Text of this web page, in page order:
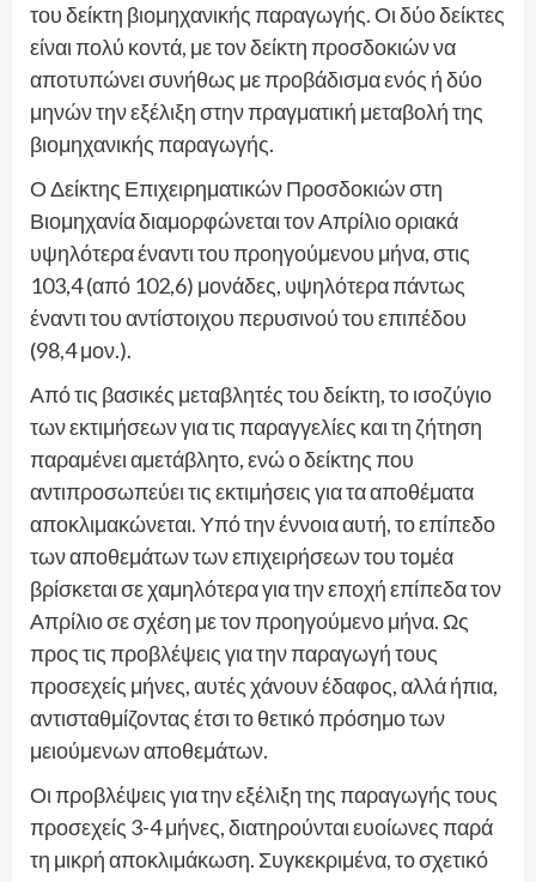
του δείκτη βιομηχανικής παραγωγής. Οι δύο δείκτες
είναι πολύ κοντά, με τον δείκτη προσδοκιών να
αποτυπώνει συνήθως με προβάδισμα ενός ή δύο
μηνών την εξέλιξη στην πραγματική μεταβολή της
βιομηχανικής παραγωγής.
Ο Δείκτης Επιχειρηματικών Προσδοκιών στη
Βιομηχανία διαμορφώνεται τον Απρίλιο οριακά
υψηλότερα έναντι του προηγούμενου μήνα, στις
103,4 (από 102,6) μονάδες, υψηλότερα πάντως
έναντι του αντίστοιχου περυσινού του επιπέδου
(98,4 μον.).
Από τις βασικές μεταβλητές του δείκτη, το ισοζύγιο
των εκτιμήσεων για τις παραγγελίες και τη ζήτηση
παραμένει αμετάβλητο, ενώ ο δείκτης που
αντιπροσωπεύει τις εκτιμήσεις για τα αποθέματα
αποκλιμακώνεται. Υπό την έννοια αυτή, το επίπεδο
των αποθεμάτων των επιχειρήσεων του τομέα
βρίσκεται σε χαμηλότερα για την εποχή επίπεδα τον
Απρίλιο σε σχέση με τον προηγούμενο μήνα. Ως
προς τις προβλέψεις για την παραγωγή τους
προσεχείς μήνες, αυτές χάνουν έδαφος, αλλά ήπια,
αντισταθμίζοντας έτσι το θετικό πρόσημο των
μειούμενων αποθεμάτων.
Οι προβλέψεις για την εξέλιξη της παραγωγής τους
προσεχείς 3-4 μήνες, διατηρούνται ευοίωνες παρά
τη μικρή αποκλιμάκωση. Συγκεκριμένα, το σχετικό